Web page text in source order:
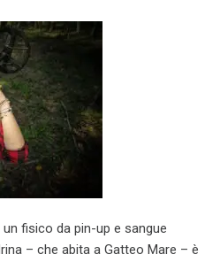
fisico da pin-up e sangue
– che abita a Gatteo Mare – è